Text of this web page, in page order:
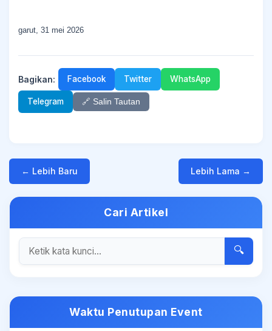
garut, 31 mei 2026
Bagikan: Facebook Twitter WhatsApp
Telegram 🔗 Salin Tautan
← Lebih Baru Lebih Lama →
Cari Artikel
🔍
Waktu Penutupan Event